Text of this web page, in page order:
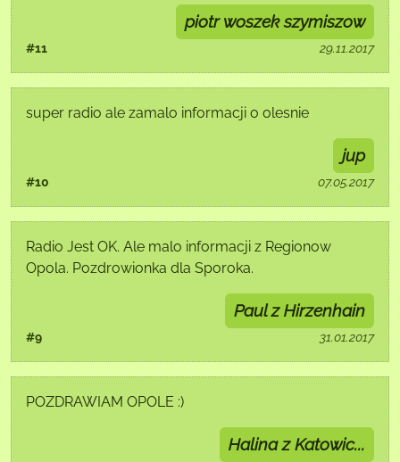
#11
piotr woszek szymiszow
29.11.2017
super radio ale zamalo informacji o olesnie
#10
jup
07.05.2017
Radio Jest OK. Ale malo informacji z Regionow
Opola. Pozdrowionka dla Sporoka.
#9
Paul z Hirzenhain
31.01.2017
POZDRAWIAM OPOLE :)
Halina z Katowic...